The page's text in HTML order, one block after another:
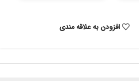
افزودن به علاقه مندی